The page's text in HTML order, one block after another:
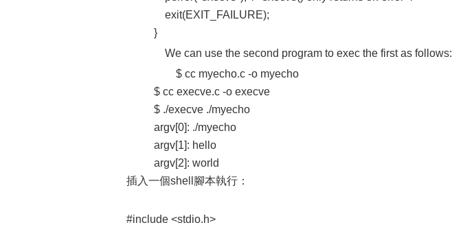
exit(EXIT_FAILURE);
}
We can use the second program to exec the first as follows:
$ cc myecho.c -o myecho
$ cc execve.c -o execve
$ ./execve ./myecho
argv[0]: ./myecho
argv[1]: hello
argv[2]: world
插入一個shell腳本執行：
#include <stdio.h>